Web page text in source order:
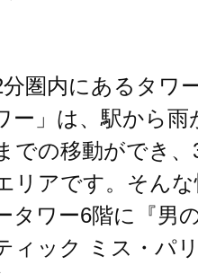
圏内にあるタワ
ー」は、駅から
での移動ができ、
リアです。そん
タワー6階に『男
ィック ミス・パ